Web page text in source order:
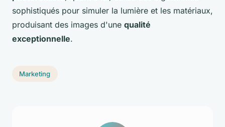
sophistiqués pour simuler la lumière et les matériaux,
produisant des images d'une qualité
exceptionnelle.
Marketing